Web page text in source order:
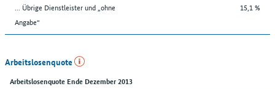
... Übrige Dienstleister und „ohne
Angabe“
15,1 %
Arbeitslosenquote
Arbeitslosenquote Ende Dezember 2013